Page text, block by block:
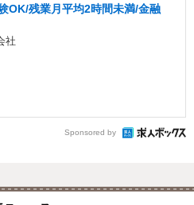
OK/残業月平均2時間未満/金融
社
Sponsored by